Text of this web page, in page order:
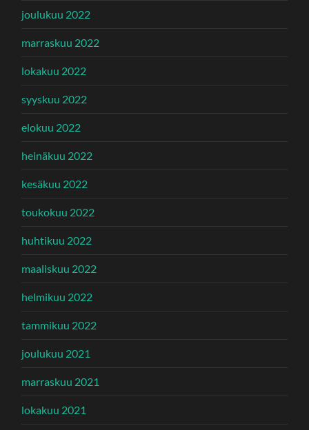
joulukuu 2022
marraskuu 2022
lokakuu 2022
syyskuu 2022
elokuu 2022
heinäkuu 2022
kesäkuu 2022
toukokuu 2022
huhtikuu 2022
maaliskuu 2022
helmikuu 2022
tammikuu 2022
joulukuu 2021
marraskuu 2021
lokakuu 2021